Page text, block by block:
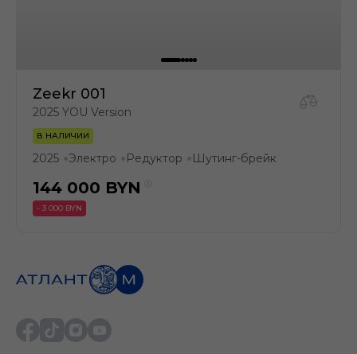
Zeekr 001
2025 YOU Version
В НАЛИЧИИ
2025 ●Электро ● Редуктор ● Шутинг-брейк
144 000 BYN
- 3 000 BYN